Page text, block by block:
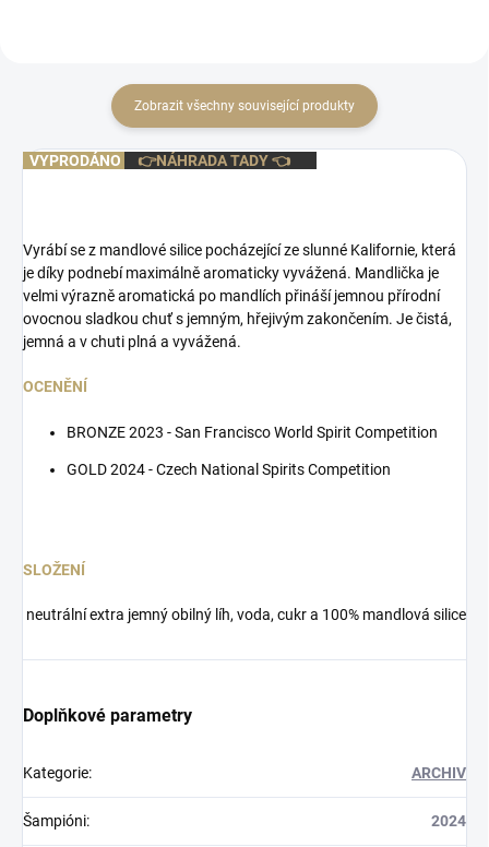
Zobrazit všechny související produkty
VYPRODÁNO 👉NÁHRADA TADY 👈
Vyrábí se z mandlové silice pocházející ze slunné Kalifornie, která
je díky podnebí maximálně aromaticky vyvážená. Mandlička je
velmi výrazně aromatická po mandlích přináší jemnou přírodní
ovocnou sladkou chuť s jemným, hřejivým zakončením. Je čistá,
jemná a v chuti plná a vyvážená.
OCENĚNÍ
BRONZE 2023 - San Francisco World Spirit Competition
GOLD 2024 - Czech National Spirits Competition
SLOŽENÍ
neutrální extra jemný obilný líh, voda, cukr a 100% mandlová silice
Doplňkové parametry
Kategorie: ARCHIV
Šampióni: 2024